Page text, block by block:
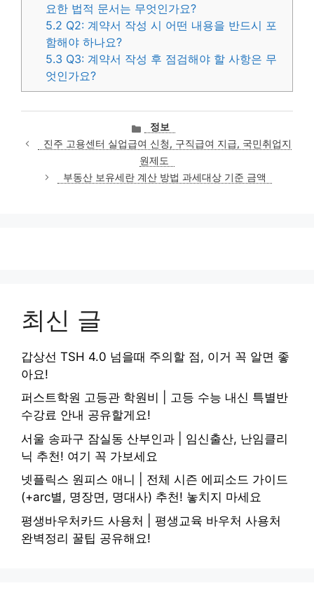
요한 법적 문서는 무엇인가요?
5.2 Q2: 계약서 작성 시 어떤 내용을 반드시 포
함해야 하나요?
5.3 Q3: 계약서 작성 후 점검해야 할 사항은 무
엇인가요?
카
테
고
리
정보
진주 고용센터 실업급여 신청, 구직급여 지급, 국민취업지
원제도
부동산 보유세란 계산 방법 과세대상 기준 금액
최신 글
갑상선 TSH 4.0 넘을때 주의할 점, 이거 꼭 알면 좋
아요!
퍼스트학원 고등관 학원비 | 고등 수능 내신 특별반
수강료 안내 공유할게요!
서울 송파구 잠실동 산부인과 | 임신출산, 난임클리
닉 추천! 여기 꼭 가보세요
넷플릭스 원피스 애니 | 전체 시즌 에피소드 가이드
(+arc별, 명장면, 명대사) 추천! 놓치지 마세요
평생바우처카드 사용처 | 평생교육 바우처 사용처
완벽정리 꿀팁 공유해요!